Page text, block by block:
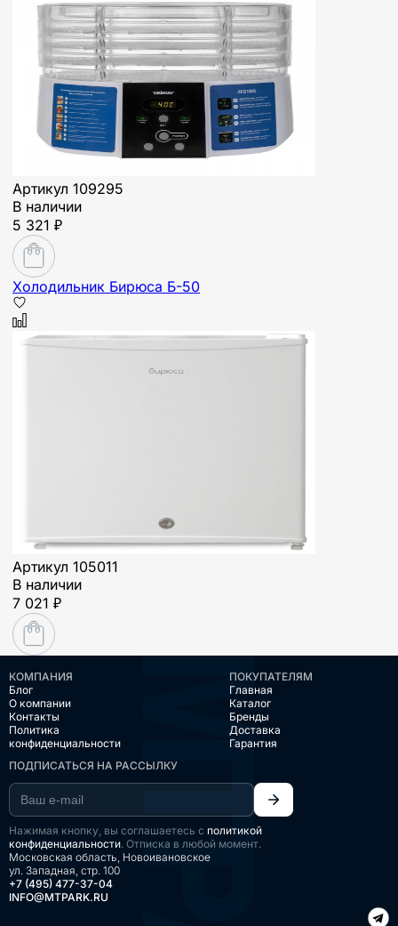
Артикул 109295
В наличии
5 321 ₽
Холодильник Бирюса Б-50
Артикул 105011
В наличии
7 021 ₽
КОМПАНИЯ
Блог
О компании
Контакты
Политика
конфиденциальности
ПОКУПАТЕЛЯМ
Главная
Каталог
Бренды
Доставка
Гарантия
ПОДПИСАТЬСЯ НА РАССЫЛКУ
Нажимая кнопку, вы соглашаетесь с политикой
конфиденциальности. Отписка в любой момент.
Московская область, Новоивановское
ул. Западная, стр. 100
+7 (495) 477-37-04
INFO@MTPARK.RU